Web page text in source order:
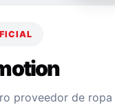
proveedor de